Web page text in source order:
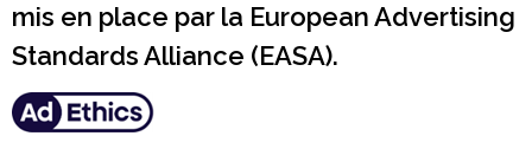
mis en place par la European Advertising
Standards Alliance (EASA).